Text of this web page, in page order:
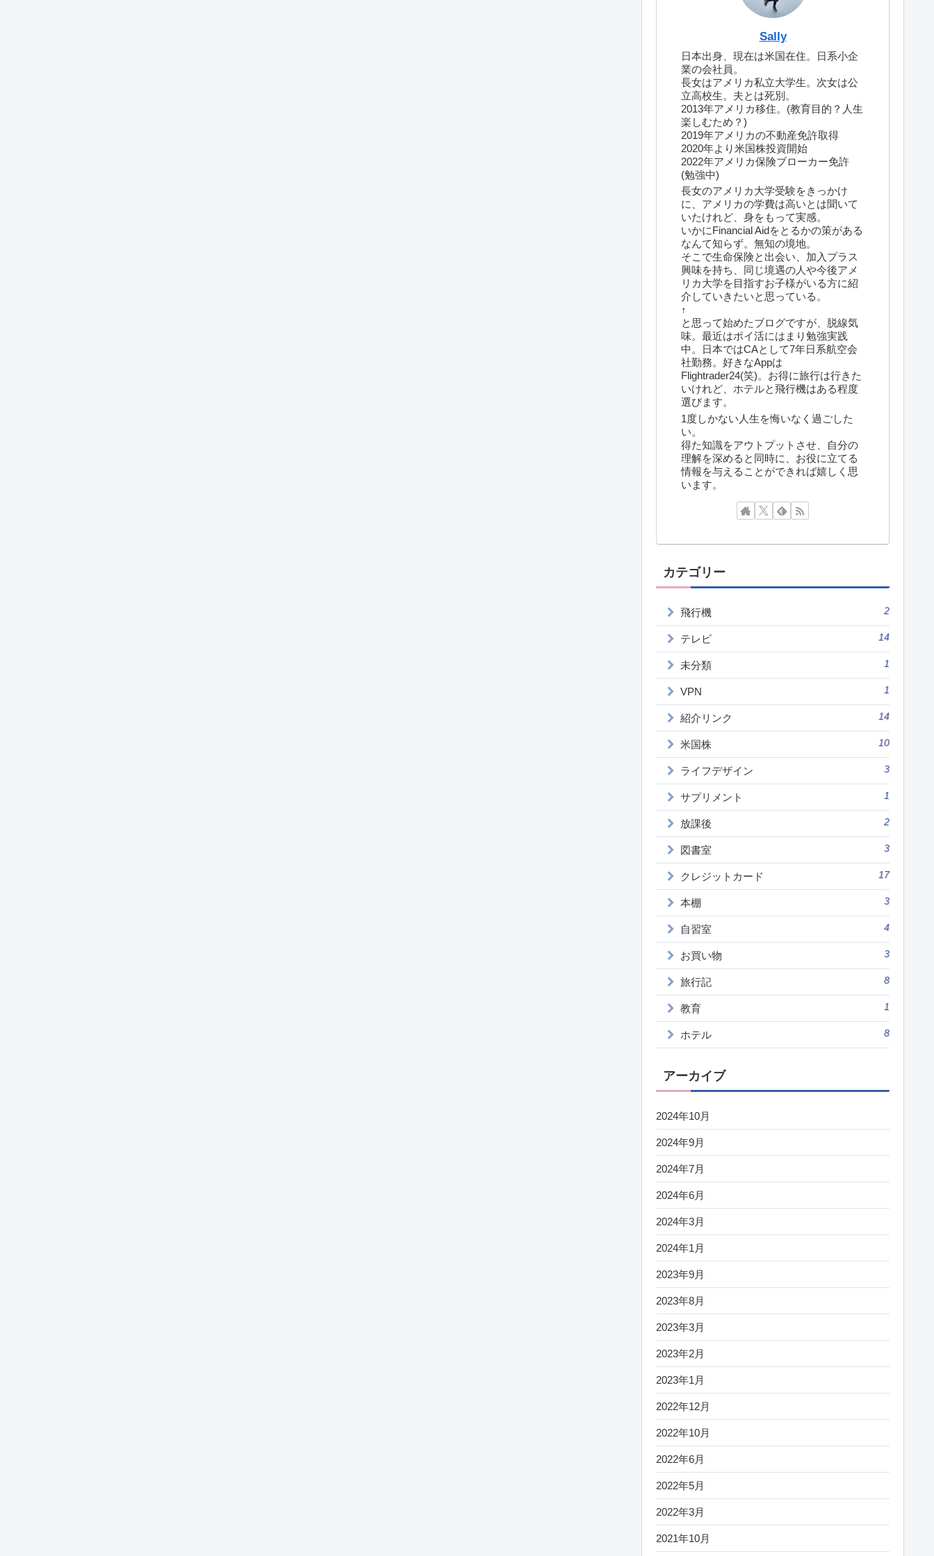
Sally
日本出身、現在は米国在住。日系小企
業の会社員。
長女はアメリカ私立大学生。次女は公
立高校生。夫とは死別。
2013年アメリカ移住。(教育目的？人生
楽しむため？)
2019年アメリカの不動産免許取得
2020年より米国株投資開始
2022年アメリカ保険ブローカー免許
(勉強中)
長女のアメリカ大学受験をきっかけ
に、アメリカの学費は高いとは聞いて
いたけれど、身をもって実感。
いかにFinancial Aidをとるかの策がある
なんて知らず。無知の境地。
そこで生命保険と出会い、加入プラス
興味を持ち、同じ境遇の人や今後アメ
リカ大学を目指すお子様がいる方に紹
介していきたいと思っている。
↑
と思って始めたブログですが、脱線気
味。最近はポイ活にはまり勉強実践
中。日本ではCAとして7年日系航空会
社勤務。好きなAppは
Flightrader24(笑)。お得に旅行は行きた
いけれど、ホテルと飛行機はある程度
選びます。
1度しかない人生を悔いなく過ごした
い。
得た知識をアウトプットさせ、自分の
理解を深めると同時に、お役に立てる
情報を与えることができれば嬉しく思
います。
カテゴリー
飛行機 2
テレビ 14
未分類 1
VPN 1
紹介リンク 14
米国株 10
ライフデザイン 3
サプリメント 1
放課後 2
図書室 3
クレジットカード 17
本棚 3
自習室 4
お買い物 3
旅行記 8
教育 1
ホテル 8
アーカイブ
2024年10月
2024年9月
2024年7月
2024年6月
2024年3月
2024年1月
2023年9月
2023年8月
2023年3月
2023年2月
2023年1月
2022年12月
2022年10月
2022年6月
2022年5月
2022年3月
2021年10月